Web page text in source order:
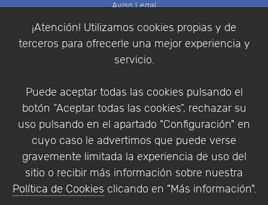
¡Atención! Utilizamos cookies propias y de
terceros para ofrecerle una mejor experiencia y
servicio.
Puede aceptar todas las cookies pulsando el
botón “Aceptar todas las cookies”, rechazar su
uso pulsando en el apartado "Configuración" en
cuyo caso le advertimos que puede verse
gravemente limitada la experiencia de uso del
sitio o recibir más información sobre nuestra
Política de Cookies clicando en "Más información".
Aviso Legal
Política de Privacidad
Condiciones de compra
Identificarse
Empresa|Aviso Legal| Política de Privacidad |
Política de Cookies
© Copyright 1994 - 2026. Addlink Software
Científico, S.L.